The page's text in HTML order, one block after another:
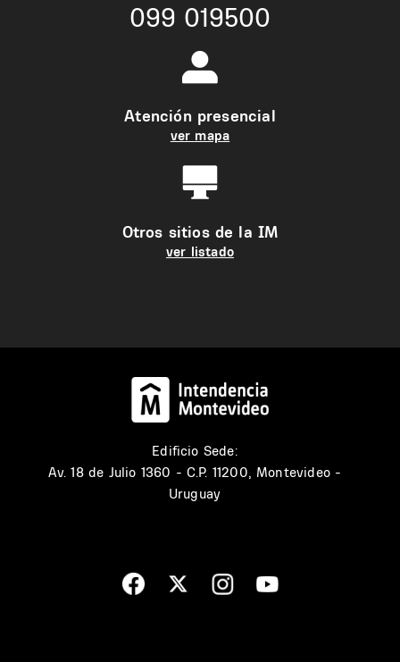
099 019500
Atención presencial
ver mapa
Otros sitios de la IM
ver listado
Edificio Sede:
Av. 18 de Julio 1360 - C.P. 11200, Montevideo -
Uruguay